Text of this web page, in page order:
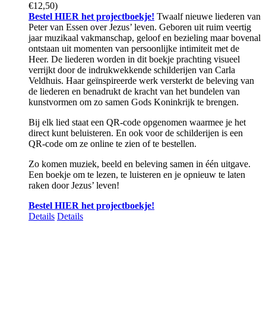
€12,50)
Bestel HIER het projectboekje! Twaalf nieuwe liederen van
Peter van Essen over Jezus’ leven. Geboren uit ruim veertig
jaar muzikaal vakmanschap, geloof en bezieling maar bovenal
ontstaan uit momenten van persoonlijke intimiteit met de
Heer. De liederen worden in dit boekje prachting visueel
verrijkt door de indrukwekkende schilderijen van Carla
Veldhuis. Haar geïnspireerde werk versterkt de beleving van
de liederen en benadrukt de kracht van het bundelen van
kunstvormen om zo samen Gods Koninkrijk te brengen.
Bij elk lied staat een QR-code opgenomen waarmee je het
direct kunt beluisteren. En ook voor de schilderijen is een
QR-code om ze online te zien of te bestellen.
Zo komen muziek, beeld en beleving samen in één uitgave.
Een boekje om te lezen, te luisteren en je opnieuw te laten
raken door Jezus’ leven!
Bestel HIER het projectboekje!
Details Details